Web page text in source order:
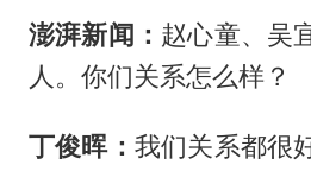
澎湃新闻： 赵心童、吴
人。你们关系怎么样？
丁俊晖： 我们关系都很